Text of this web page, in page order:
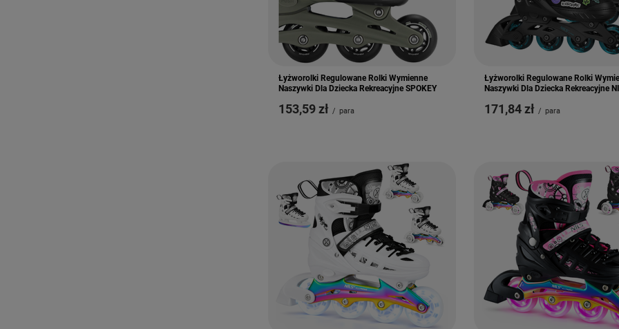
Łyżworolki Regulowane Rolki Wymienne
Naszywki Dla Dziecka Rekreacyjne SPOKEY
153,59 zł / para
Łyżworolki Regulowane Rolki
Naszywki Dla Dziecka Rekreacyjne
171,84 zł / para